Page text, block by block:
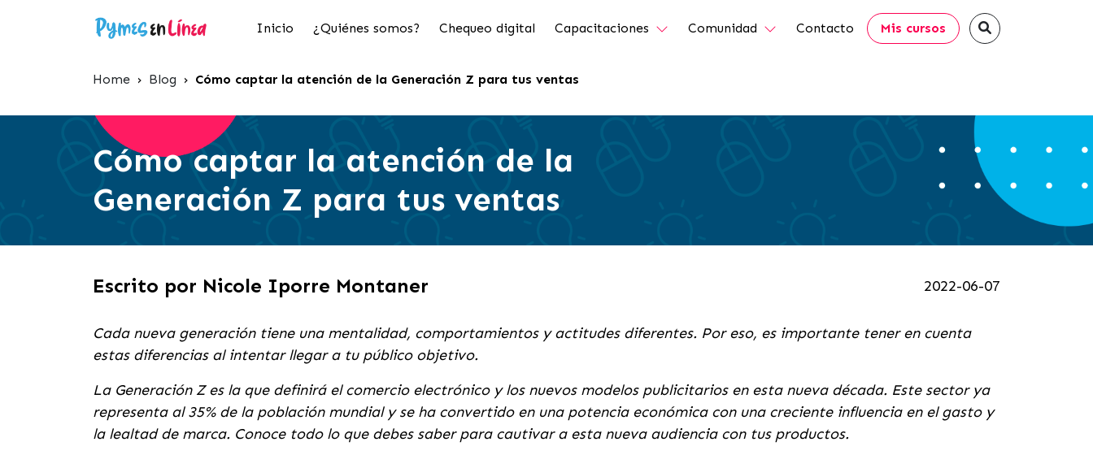
Inicio ¿Quiénes somos? Chequeo digital Capacitaciones Comunidad Contacto Mis cursos
Home › Blog › Cómo captar la atención de la Generación Z para tus ventas
Cómo captar la atención de la
Generación Z para tus ventas
Escrito por Nicole Iporre Montaner 2022-06-07
Cada nueva generación tiene una mentalidad, comportamientos y actitudes diferentes. Por eso, es importante tener en cuenta
estas diferencias al intentar llegar a tu público objetivo.
La Generación Z es la que definirá el comercio electrónico y los nuevos modelos publicitarios en esta nueva década. Este sector ya
representa al 35% de la población mundial y se ha convertido en una potencia económica con una creciente influencia en el gasto y
la lealtad de marca. Conoce todo lo que debes saber para cautivar a esta nueva audiencia con tus productos.